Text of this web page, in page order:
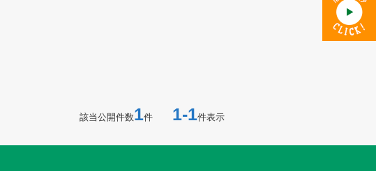
該当公開件数1件 1-1件表示